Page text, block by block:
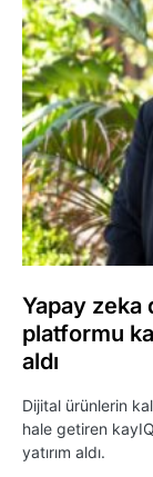
Yapay zeka
platformu
aldı
Dijital ürünlerin
hale getiren
yatırım aldı.